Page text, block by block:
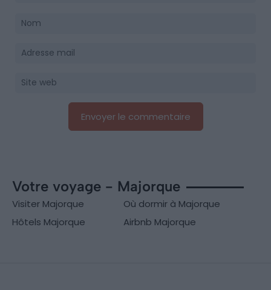
Votre voyage - Majorque
Visiter Majorque
Où dormir à Majorque
Hôtels Majorque
Airbnb Majorque